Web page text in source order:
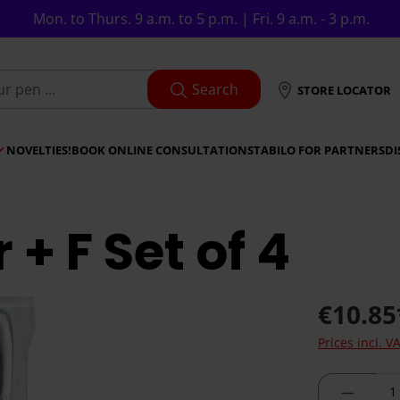
Mon. to Thurs. 9 a.m. to 5 p.m. | Fri. 9 a.m. - 3 p.m.
Search STORE LOCATOR
NOVELTIES!BOOK ONLINE CONSULTATIONSTABILO FOR PARTNERS
+ F Set of 4
Prices incl.